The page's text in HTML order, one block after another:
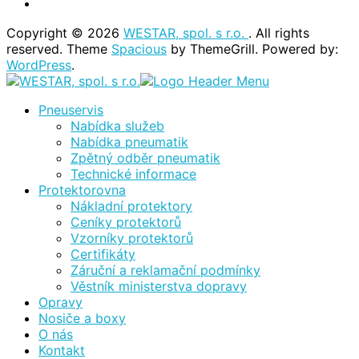
Copyright © 2026 WESTAR, spol. s r.o. . All rights
reserved. Theme Spacious by ThemeGrill. Powered by:
WordPress.
Pneuservis
Nabídka služeb
Nabídka pneumatik
Zpětný odběr pneumatik
Technické informace
Protektorovna
Nákladní protektory
Ceníky protektorů
Vzorníky protektorů
Certifikáty
Záruční a reklamační podmínky
Věstník ministerstva dopravy
Opravy
Nosiče a boxy
O nás
Kontakt